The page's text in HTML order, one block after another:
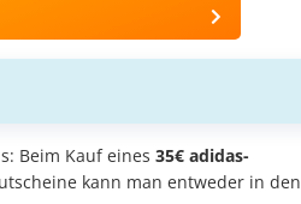
Beim Kauf eines 35€ adidas-
kann man entweder in den